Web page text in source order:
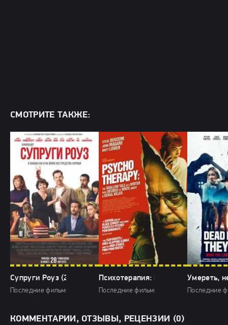
СМОТРИТЕ ТАКЖЕ:
Супруги Роуз (2025)
Последние фильмы / Фильмы 2025 / Комедии 2025 / Зарубежные
Психотерапия: Поверхностная
Последние фильмы / Фильмы 2025 /
Умереть,
Последние
КОММЕНТАРИИ, ОТЗЫВЫ, РЕЦЕНЗИИ (0)